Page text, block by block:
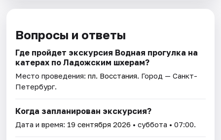
Вопросы и ответы
Где пройдет экскурсия Водная прогулка на
катерах по Ладожским шхерам?
Место проведения:пл. Восстания. Город — Санкт-
Петербург.
Когда запланирован экскурсия?
Дата и время: 19 сентября 2026 • суббота • 07:00.